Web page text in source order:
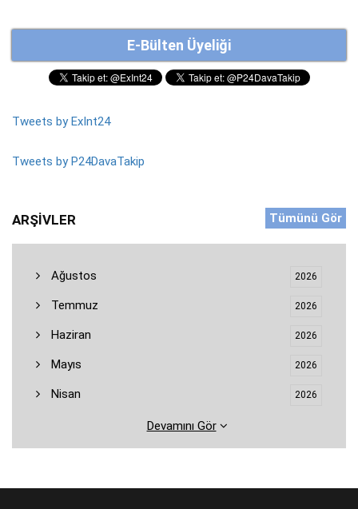
E-Bülten Üyeliği
Tweets by ExInt24
Tweets by P24DavaTakip
ARŞIVLER Tümünü Gör
Ağustos 2026
Temmuz 2026
Haziran 2026
Mayıs 2026
Nisan 2026
Devamını Gör